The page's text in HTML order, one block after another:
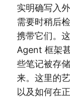
实明确写入
需要时稍后
携带它们。
Agent 框架
些笔记被存
来。这里的
以及如何在